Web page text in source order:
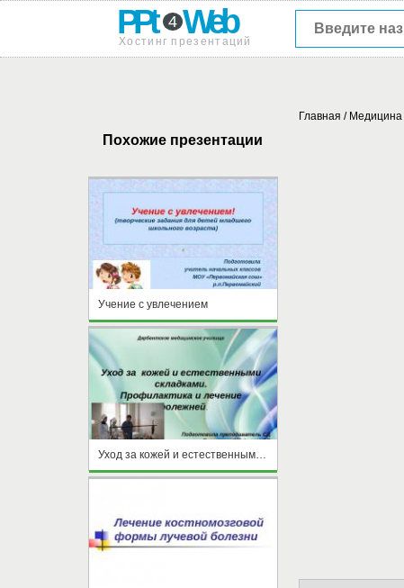
PPt 4 Web
Хостинг презентаций
Похожие презентации
Учение с увлечением
Главная / Медицина